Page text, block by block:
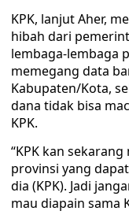
KPK, lanjut Aher,
hibah dari
lembaga-lembaga
memegang data
Kabupaten/Kota,
dana tidak bisa
KPK.
“KPK kan
provinsi yang
dia (KPK). Jadi
mau diapain sama